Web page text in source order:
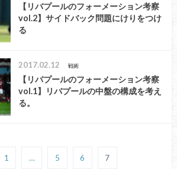
【リバプールのフォーメーション考察
vol.2】サイドバック問題にけりをつけ
る
2017.02.12 戦術
【リバプールのフォーメーション考察
vol.1】リバプールの中盤の構成を考え
る。
1 … 5 6 7